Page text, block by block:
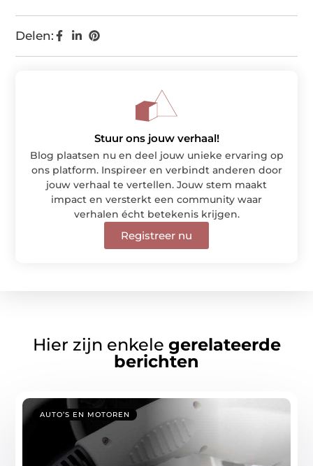
Delen:
Stuur ons jouw verhaal!
Blog plaatsen nu en deel jouw unieke ervaring op
ons platform. Inspireer en verbindt anderen door
jouw verhaal te vertellen. Jouw stem maakt
impact en versterkt een community waar
verhalen écht betekenis krijgen.
Registreer nu
Hier zijn enkele gerelateerde
berichten
AUTO’S EN MOTOREN